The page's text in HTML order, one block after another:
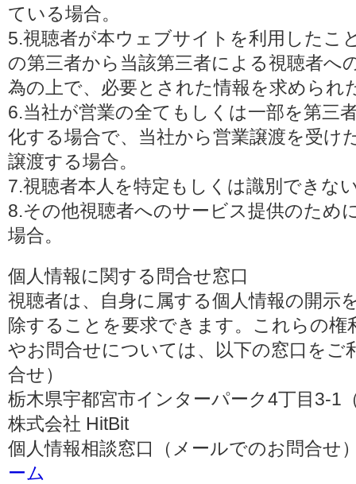
ている場合。
5.視聴者が本ウェブサイトを利用したこ
の第三者から当該第三者による視聴者へ
為の上で、必要とされた情報を求められ
6.当社が営業の全てもしくは一部を第三
化する場合で、当社から営業譲渡を受け
譲渡する場合。
7.視聴者本人を特定もしくは識別できな
8.その他視聴者へのサービス提供のため
場合。
個人情報に関する問合せ窓口
視聴者は、自身に属する個人情報の開示
除することを要求できます。これらの権
やお問合せについては、以下の窓口をご
合せ）
栃木県宇都宮市インターパーク4丁目3-1
株式会社 HitBit
個人情報相談窓口（メールでのお問合せ
ーム